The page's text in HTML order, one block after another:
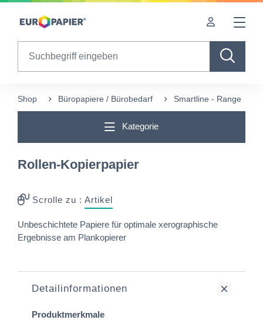
Table Of Content
Shop Büropapiere / Bürobedarf Smartline - Range
Kategorie
Rollen-Kopierpapier
Scrolle zu : Artikel
Unbeschichtete Papiere für optimale xerographische
Ergebnisse am Plankopierer
Detailinformationen
Produktmerkmale